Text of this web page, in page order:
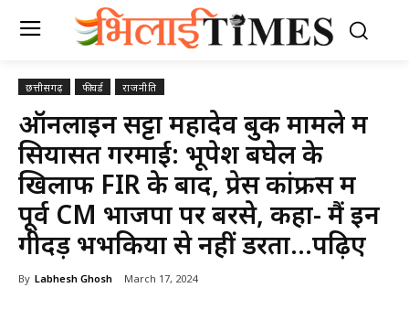
छत्तीसगढ़ फीचर्ड राजनीति
ऑनलाइन सट्टा महादेव बुक मामले में
सियासत गरमाई: भूपेश बघेल के
खिलाफ FIR के बाद, प्रेस कांफ्रेंस में
पूर्व CM भाजपा पर बरसे, कहा- मैं इन
गीदड़ भभकियों से नहीं डरता…पढ़िए
By Labhesh Ghosh March 17, 2024